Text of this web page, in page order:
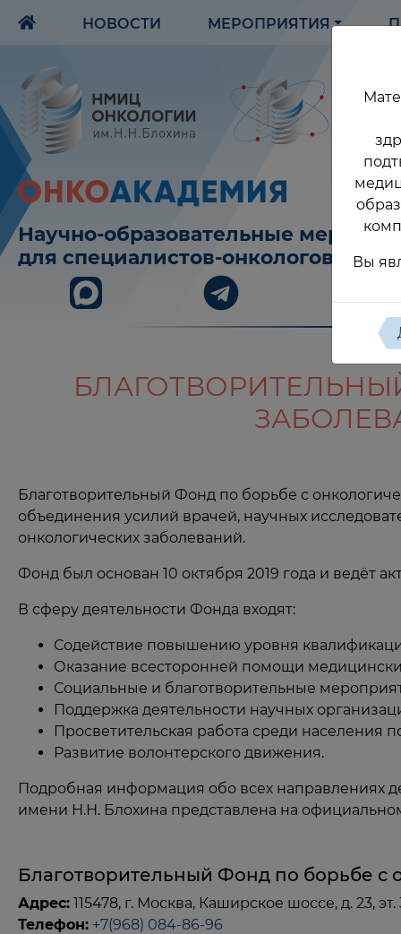
Вы
НОВОСТИ МЕРОПРИЯТИЯ
Научно-образовательные
для специалистов-онкологов
Благотворительный Фонд по борьбе с
объединения усилий врачей, научных
онкологических заболеваний.
Фонд был основан 10 октября 2019 года и ведёт
В сферу деятельности Фонда входят:
Содействие повышению уровня
Оказание всесторонней помощи
Социальные и благотворительные
Поддержка деятельности научных
Просветительская работа среди населения
Развитие волонтерского движения.
Подробная информация обо всех направлениях
имени Н.Н. Блохина представлена на
Благотворительный Фонд по борьбе
Адрес: 115478, г. Москва, Каширское шоссе, д. 23, эт.
Телефон: +7(968) 084-86-96